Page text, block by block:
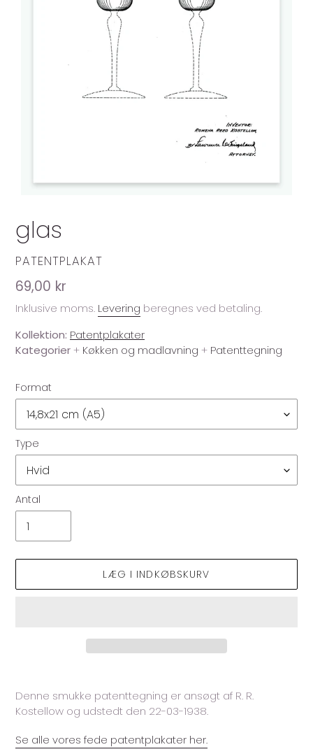
glas
FORHANDLER
PATENTPLAKAT
Normalpris
69,00 kr
Inklusive moms. Levering beregnes ved betaling.
Kollektion: Patentplakater
Kategorier+ Køkken og madlavning + Patenttegning
Format
Type
Antal
LÆG I INDKØBSKURV
produkt
i
indkøbskurv
Denne smukke patenttegning er ansøgt af R. R.
Kostellow og udstedt den 22-03-1938.
Se alle vores fede patentplakater her.